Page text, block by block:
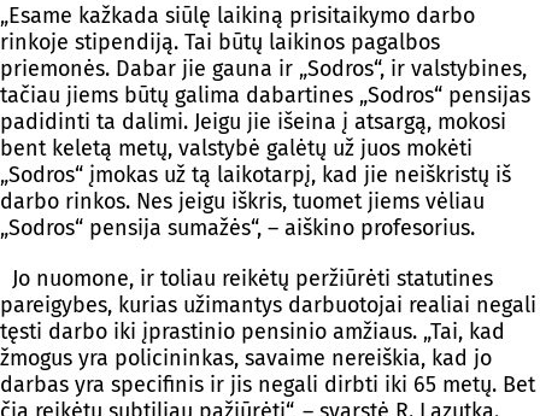
„Esame kažkada siūlę laikiną prisitaikymo darbo
rinkoje stipendiją. Tai būtų laikinos pagalbos
priemonės. Dabar jie gauna ir „Sodros“, ir valstybines,
tačiau jiems būtų galima dabartines „Sodros“ pensijas
padidinti ta dalimi. Jeigu jie išeina į atsargą, mokosi
bent keletą metų, valstybė galėtų už juos mokėti
„Sodros“ įmokas už tą laikotarpį, kad jie neiškristų iš
darbo rinkos. Nes jeigu iškris, tuomet jiems vėliau
„Sodros“ pensija sumažės“, – aiškino profesorius.
Jo nuomone, ir toliau reikėtų peržiūrėti statutines
pareigybes, kurias užimantys darbuotojai realiai negali
tęsti darbo iki įprastinio pensinio amžiaus. „Tai, kad
žmogus yra policininkas, savaime nereiškia, kad jo
darbas yra specifinis ir jis negali dirbti iki 65 metų. Bet